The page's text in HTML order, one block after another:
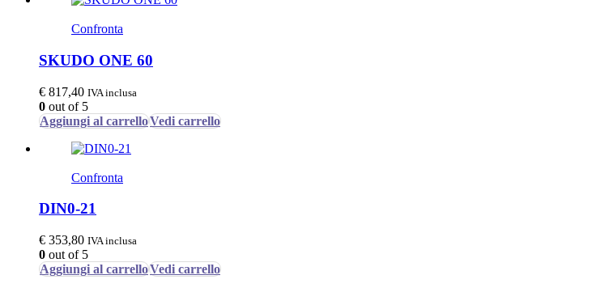
Confronta
SKUDO ONE 60
€ 817,40 IVA inclusa
0 out of 5
Aggiungi al carrelloVedi carrello
Confronta
DIN0-21
€ 353,80 IVA inclusa
0 out of 5
Aggiungi al carrelloVedi carrello